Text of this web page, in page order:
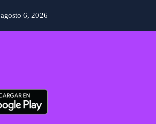
agosto 6, 2026